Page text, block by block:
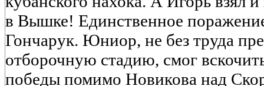
в Вышке! Единственное
Гончарук. Юниор, не без труда
отборочную стадию, смог
победы помимо Новикова над